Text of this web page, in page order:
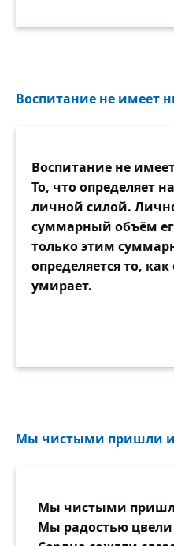
Воспитание не имеет
Воспитание не
То, что определяет
личной силой.
суммарный объём
только этим
определяется то,
умирает.
Мы чистыми пришли и
Мы чистыми
Мы радостью